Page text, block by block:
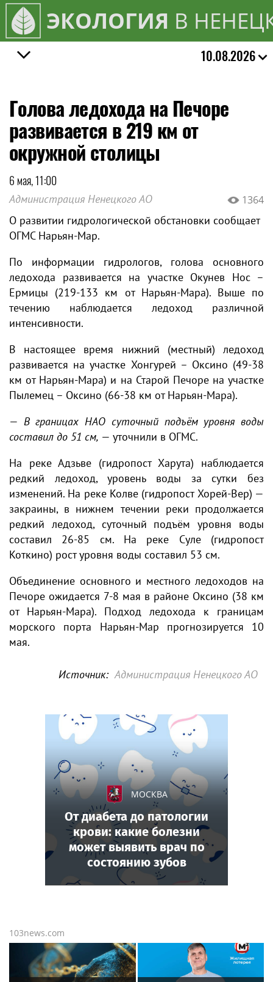
ЭКОЛОГИЯ В
10.08.2026
​Голова ледохода на Печоре
развивается в 219 км от
окружной столицы
6 мая, 11:00
Администрация Ненецкого АО 1364
О развитии гидрологической обстановки сообщает
ОГМС Нарьян-Мар.
По информации гидрологов, голова основного
ледохода развивается на участке Окунев Нос –
Ермицы (219-133 км от Нарьян-Мара). Выше по
течению наблюдается ледоход различной
интенсивности.
В настоящее время нижний (местный) ледоход
развивается на участке Хонгурей – Оксино (49-38
км от Нарьян-Мара) и на Старой Печоре на участке
Пылемец – Оксино (66-38 км от Нарьян-Мара).
— В границах НАО суточный подъём уровня воды
составил до 51 см, — уточнили в ОГМС.
На реке Адзьве (гидропост Харута) наблюдается
редкий ледоход, уровень воды за сутки без
изменений. На реке Колве (гидропост Хорей-Вер) —
закраины, в нижнем течении реки продолжается
редкий ледоход, суточный подъём уровня воды
составил 26-85 см. На реке Суле (гидропост
Коткино) рост уровня воды составил 53 см.
Объединение основного и местного ледоходов на
Печоре ожидается 7-8 мая в районе Оксино (38 км
от Нарьян-Мара). Подход ледохода к границам
морского порта Нарьян-Мар прогнозируется 10
мая.
Источник: Администрация Ненецкого АО
103news.com
МОСКВА
От диабета до патологии
крови: какие болезни
может выявить врач по
состоянию зубов